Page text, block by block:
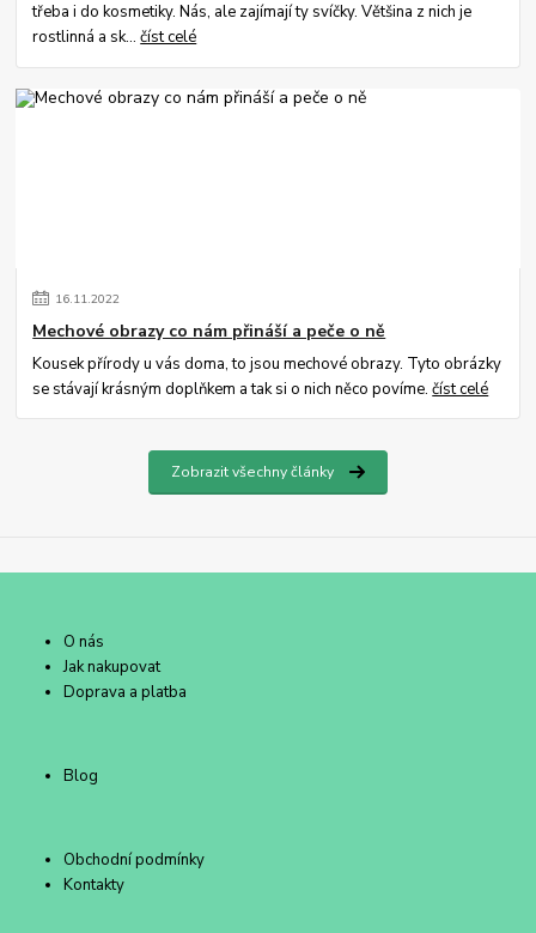
třeba i do kosmetiky. Nás, ale zajímají ty svíčky. Většina z nich je
rostlinná a sk...číst celé
16.11.2022
Mechové obrazy co nám přináší a peče o ně
Kousek přírody u vás doma, to jsou mechové obrazy. Tyto obrázky
se stávají krásným doplňkem a tak si o nich něco povíme.číst celé
Zobrazit všechny články
O nás
Jak nakupovat
Doprava a platba
Blog
Obchodní podmínky
Kontakty